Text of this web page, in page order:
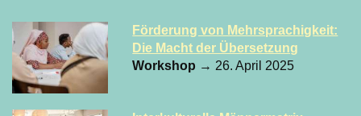
Förderung von Mehrsprachigkeit:
Die Macht der Übersetzung
Workshop → 26. April 2025